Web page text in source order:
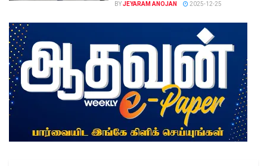
BYJEYARAM ANOJAN 2025-12-25